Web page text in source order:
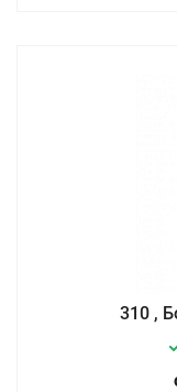
310 ,